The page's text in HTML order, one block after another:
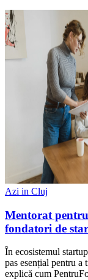
Azi in Cluj
Mentorat
fondatori de
În ecosistemul
pas esențial pentru a
explică cum